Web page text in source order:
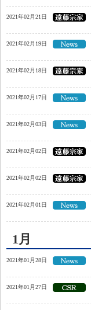
2021年02月21日
2021年02月19日
2021年02月18日
2021年02月17日
2021年02月03日
2021年02月02日
2021年02月02日
2021年02月01日
1月
2021年01月28日
2021年01月27日